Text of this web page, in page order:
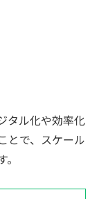
タル化や効率化
とで、スケール